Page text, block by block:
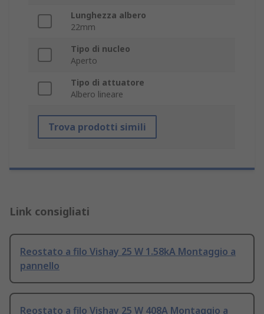
Lunghezza albero
22mm
Tipo di nucleo
Aperto
Tipo di attuatore
Albero lineare
Trova prodotti simili
Link consigliati
Reostato a filo Vishay 25 W 1.58kA Montaggio a
pannello
Reostato a filo Vishay 25 W 408A Montaggio a